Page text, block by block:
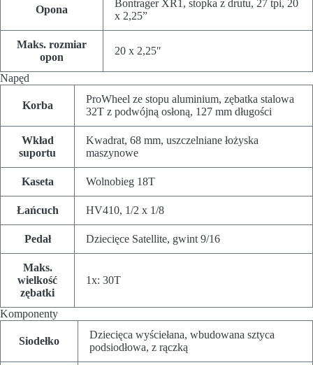
Opona
Bontrager XR1, stopka z drutu, 27 tpi, 20
x 2,25”
Maks. rozmiar
opon
20 x 2,25″
Napęd
Korba
ProWheel ze stopu aluminium, zębatka stalowa
32T z podwójną osłoną, 127 mm długości
Wkład
suportu
Kwadrat, 68 mm, uszczelniane łożyska
maszynowe
Kaseta Wolnobieg 18T
Łańcuch HV410, 1/2 x 1/8
Pedał Dziecięce Satellite, gwint 9/16
Maks.
wielkość
zębatki
1x: 30T
Komponenty
Siodełko
Dziecięca wyściełana, wbudowana sztyca
podsiodłowa, z rączką